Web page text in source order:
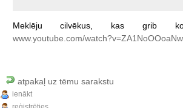
Meklēju cilvēkus, kas grib
www.youtube.com/watch?v=ZA1NoOOoaNw
atpakaļ uz tēmu sarakstu
ienākt